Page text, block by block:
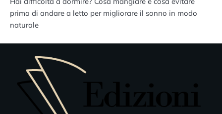
prima di andare a letto per migliorare il sonno in modo
naturale